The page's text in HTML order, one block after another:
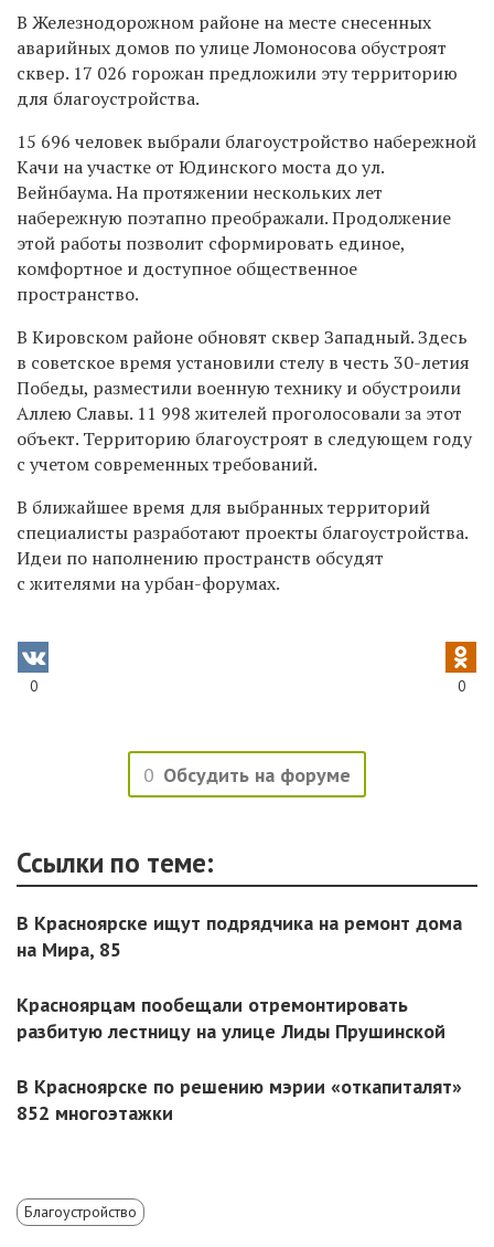
В Железнодорожном районе на месте снесенных
аварийных домов по улице Ломоносова обустроят
сквер. 17 026 горожан предложили эту территорию
для благоустройства.
15 696 человек выбрали благоустройство набережной
Качи на участке от Юдинского моста до ул.
Вейнбаума. На протяжении нескольких лет
набережную поэтапно преображали. Продолжение
этой работы позволит сформировать единое,
комфортное и доступное общественное
пространство.
В Кировском районе обновят сквер Западный. Здесь
в советское время установили стелу в честь 30-летия
Победы, разместили военную технику и обустроили
Аллею Славы. 11 998 жителей проголосовали за этот
объект. Территорию благоустроят в следующем году
с учетом современных требований.
В ближайшее время для выбранных территорий
специалисты разработают проекты благоустройства.
Идеи по наполнению пространств обсудят
с жителями на урбан-форумах.
0 0
0 Обсудить на форуме
Ссылки по теме:
В Красноярске ищут подрядчика на ремонт дома
на Мира, 85
Красноярцам пообещали отремонтировать
разбитую лестницу на улице Лиды Прушинской
В Красноярске по решению мэрии «откапиталят»
852 многоэтажки
Благоустройство